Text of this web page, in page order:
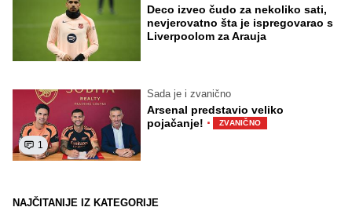
Deco izveo čudo za nekoliko sati,
nevjerovatno šta je ispregovarao s
Liverpoolom za Arauja
1
Sada je i zvanično
Arsenal predstavio veliko
pojačanje! · ZVANIČNO
NAJČITANIJE IZ KATEGORIJE